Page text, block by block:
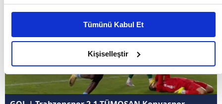
Bu çerezlere izin vermeniz halinde sizlere özel
daha iyi reklam deneyimi yaşatabiliriz. Bunu yaparken
amacımızın size daha iyi bir reklam deneyimi sunmak
olduğunu ve sizlere en iyi içerikleri sunabilmek adına
elimizden gelen çabayı gösterdiğimizi ve bu noktada,
reklamların maliyetlerimizi karşılamak noktasında tek gelir
kalemimiz olduğunu sizlere hatırlatmak isteriz.
Tümünü Kabul Et
Kişiselleştir